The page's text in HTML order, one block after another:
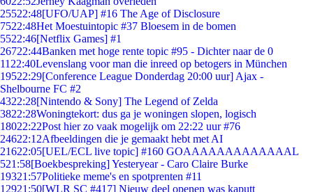
25522:48[UFO/UAP] #16 The Age of Disclosure
7522:48Het Moestuintopic #37 Bloesem in de bomen
5522:46[Netflix Games] #1
26722:44Banken met hoge rente topic #95 - Dichter naar de 0
11 22:40Levenslang voor man die inreed op betogers in München
19522:29[Conference League Donderdag 20:00 uur] Ajax -
Shelbourne FC #2
4322:28[Nintendo & Sony] The Legend of Zelda
3822:28Woningtekort: dus ga je woningen slopen, logisch
18022:22Post hier zo vaak mogelijk om 22:22 uur #76
24622:12Afbeeldingen die je gemaakt hebt met AI
21622:05[UEL/ECL live topic] #160 GOAAAAAAAAAAAAAL
521:58[Boekbespreking] Yesteryear - Caro Claire Burke
19321:57Politieke meme's en spotprenten #11
12921:50[WLR SC #417] Nieuw deel openen was kaputt